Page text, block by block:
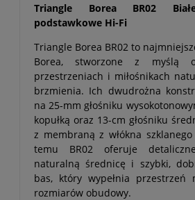
Triangle Borea BR02
podstawkowe Hi-Fi
Triangle Borea BR02 to
Borea, stworzone z myślą o
przestrzeniach i miłośnikach
brzmienia. Ich dwudrożna
na 25-mm głośniku
kopułką oraz 13-cm głośniku
z membraną z włókna
temu BR02 oferuje
naturalną średnicę i szybki,
bas, który wypełnia przestrzeń
rozmiarów obudowy.